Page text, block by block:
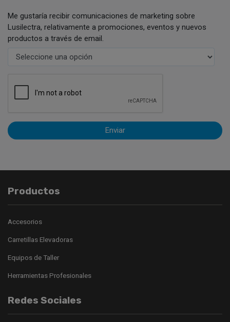
Me gustaría recibir comunicaciones de marketing sobre
Lusilectra, relativamente a promociones, eventos y nuevos
productos a través de email.
Enviar
Productos
Accesorios
Carretillas Elevadoras
Equipos de Taller
Herramientas Profesionales
Redes Sociales